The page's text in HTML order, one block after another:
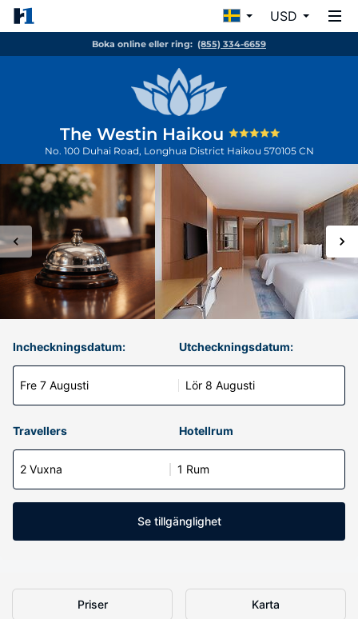
USD
Boka online eller ring: (855) 334-6659
The Westin Haikou
No. 100 Duhai Road, Longhua District Haikou 570105 CN
Incheckningsdatum:
Fre 7 Augusti
Utcheckningsdatum:
Lör 8 Augusti
Travellers Hotellrum
2 Vuxna 1 Rum
Se tillgänglighet
Priser Karta